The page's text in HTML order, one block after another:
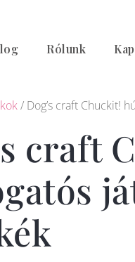
Rólunk
/ Dog’s craft Chuckit!
craft